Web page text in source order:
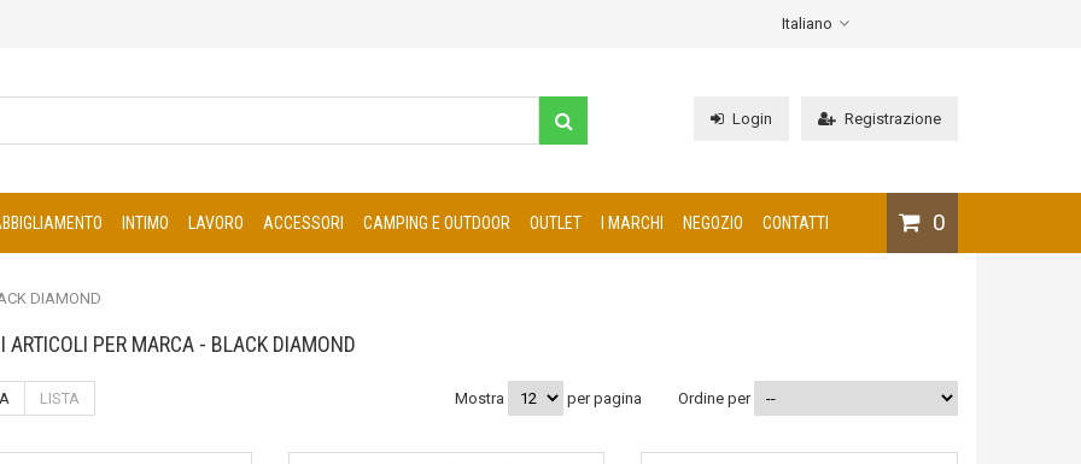
Italiano
Login Registrazione
0
INTIMO LAVORO ACCESSORI CAMPING E OUTDOOR OUTLET I MARCHI NEGOZIO CONTATTI
DIAMOND
ARTICOLI PER MARCA - BLACK DIAMOND
LISTA Ordine per
Mostra per pagina